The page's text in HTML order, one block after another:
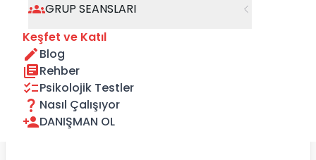
GRUP SEANSLARI
Keşfet ve Katıl
Blog
Rehber
Psikolojik Testler
Nasıl Çalışıyor
DANIŞMAN OL
Yıllar geçer…
Saçlara ak düşer, çocuklar büyür, odalar boşalır.
Fakat hiçbir çocuk, b...